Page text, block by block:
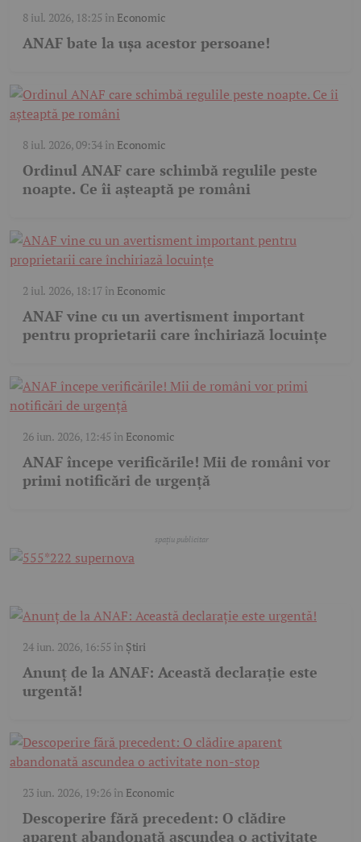
8 iul. 2026, 18:25 în Economic
ANAF bate la ușa acestor persoane!
8 iul. 2026, 09:34în Economic
Ordinul ANAF care schimbă regulile peste
noapte. Ce îi așteaptă pe români
2 iul. 2026, 18:17în Economic
ANAF vine cu un avertisment important
pentru proprietarii care închiriază locuințe
26 iun. 2026, 12:45 în Economic
ANAF începe verificările! Mii de români vor
primi notificări de urgență
24 iun. 2026, 16:55 în Știri
Anunț de la ANAF: Această declarație este
urgentă!
23 iun. 2026, 19:26în Economic
Descoperire fără precedent: O clădire
aparent abandonată ascundea o activitate